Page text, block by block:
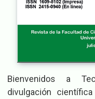
Bienvenidos a
divulgación